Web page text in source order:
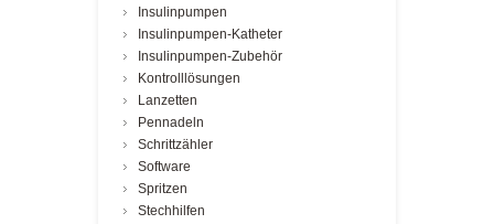
Insulinpumpen
Insulinpumpen-Katheter
Insulinpumpen-Zubehör
Kontrolllösungen
Lanzetten
Pennadeln
Schrittzähler
Software
Spritzen
Stechhilfen